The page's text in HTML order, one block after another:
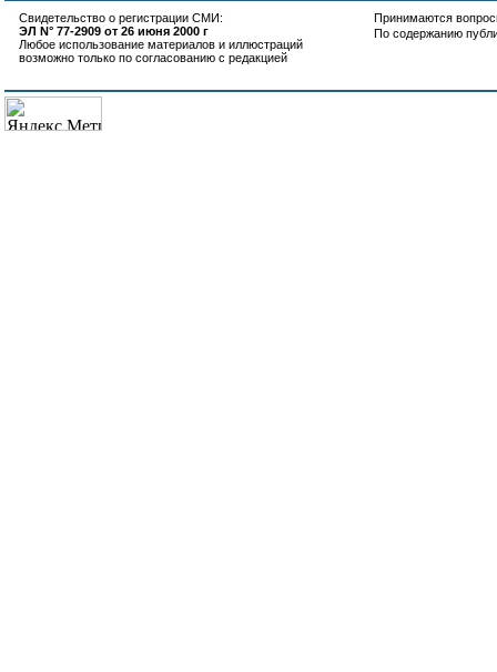
Свидетельство о регистрации СМИ:
ЭЛ N° 77-2909 от 26 июня 2000 г
Любое использование материалов и иллюстраций
возможно только по согласованию с редакцией
Принимаются
По содержанию